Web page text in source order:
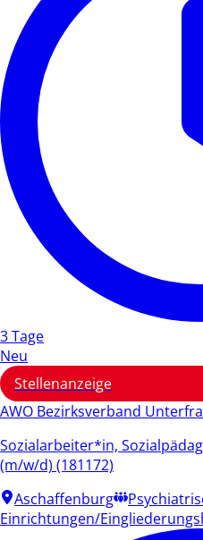
3 Tage
Neu
Stellenanzeige
AWO Bezirksverband
Sozialarbeiter*in,
(m/w/d) (181172)
Aschaffenburg
Einrichtungen/